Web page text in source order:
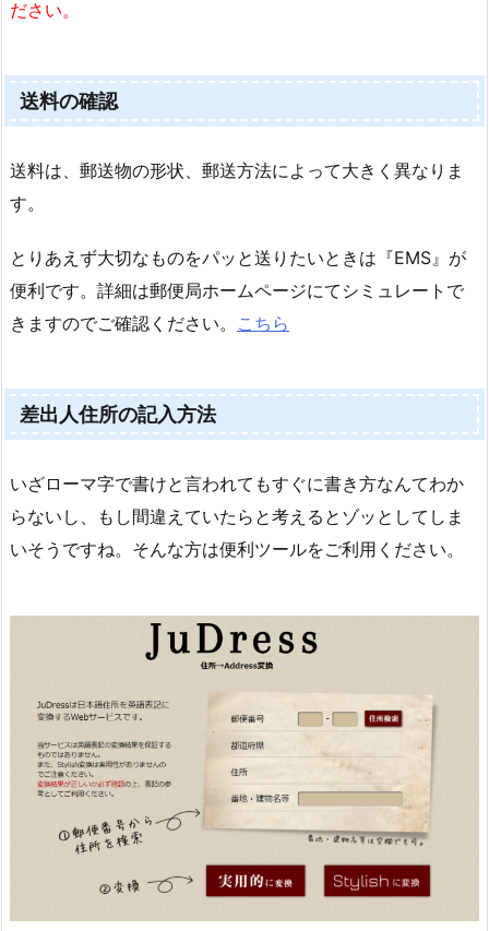
ださい。
送料の確認
送料は、郵送物の形状、郵送方法によって大きく異なりま
す。
とりあえず大切なものをパッと送りたいときは『EMS』が
便利です。詳細は郵便局ホームページにてシミュレートで
きますのでご確認ください。 こちら
差出人住所の記入方法
いざローマ字で書けと言われてもすぐに書き方なんてわか
らないし、もし間違えていたらと考えるとゾッとしてしま
いそうですね。そんな方は便利ツールをご利用ください。